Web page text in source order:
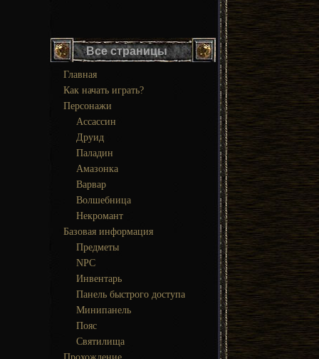
Все страницы
Главная
Как начать играть?
Персонажи
Ассассин
Друид
Паладин
Амазонка
Варвар
Волшебница
Некромант
Базовая информация
Предметы
NPC
Инвентарь
Панель быстрого доступа
Минипанель
Пояс
Святилища